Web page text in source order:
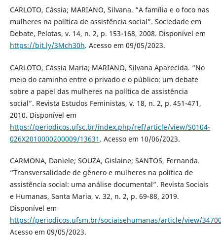
CARLOTO, Cássia; MARIANO, Silvana. “A família e o foco nas
mulheres na política de assistência social”. Sociedade em
Debate, Pelotas, v. 14, n. 2, p. 153-168, 2008. Disponível em
https://bit.ly/3Mch30h. Acesso em 09/05/2023.
CARLOTO, Cássia Maria; MARIANO, Silvana Aparecida. “No
meio do caminho entre o privado e o público: um debate
sobre a papel das mulheres na política de assistência
social”. Revista Estudos Feministas, v. 18, n. 2, p. 451-471,
2010. Disponível em
https://periodicos.ufsc.br/index.php/ref/article/view/S0104-
026X2010000200009/13631 . Acesso em 10/06/2023.
CARMONA, Daniele; SOUZA, Gislaine; SANTOS, Fernanda.
“Transversalidade de gênero e mulheres na política de
assistência social: uma análise documental”. Revista Sociais
e Humanas, Santa Maria, v. 32, n. 2, p. 69-88, 2019.
Disponível em
https://periodicos.ufsm.br/sociaisehumanas/article/view/
Acesso em 09/05/2023.